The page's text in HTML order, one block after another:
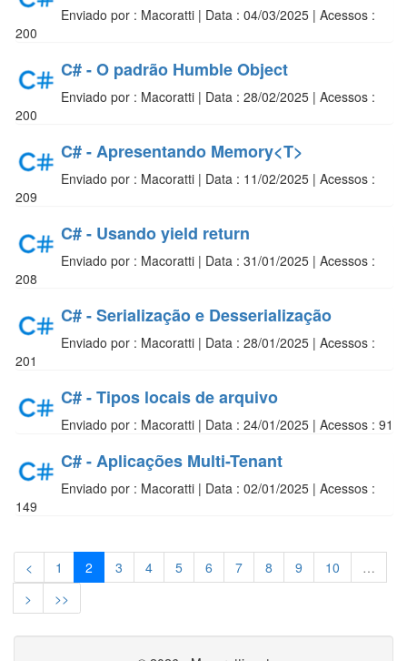
Enviado por : Macoratti | Data : 04/03/2025 | Acessos :
200
C# - O padrão Humble Object
Enviado por : Macoratti | Data : 28/02/2025 | Acessos :
200
C# - Apresentando Memory<T>
Enviado por : Macoratti | Data : 11/02/2025 | Acessos :
209
C# - Usando yield return
Enviado por : Macoratti | Data : 31/01/2025 | Acessos :
208
C# - Serialização e Desserialização
Enviado por : Macoratti | Data : 28/01/2025 | Acessos :
201
C# - Tipos locais de arquivo
Enviado por : Macoratti | Data : 24/01/2025 | Acessos : 91
C# - Aplicações Multi-Tenant
Enviado por : Macoratti | Data : 02/01/2025 | Acessos :
149
< 1 2 3 4 5 6 7 8 9 10
…
>
>>